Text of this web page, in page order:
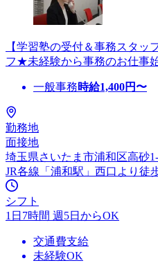
【学習塾の受付＆事務スタッ
フ★未経験から事務のお仕事
一般事務時給1,400円〜
勤務地
面接地
埼玉県さいたま市浦和区高砂
JR各線「浦和駅」西口より徒
シフト
1日7時間 週5日からOK
交通費支給
未経験OK